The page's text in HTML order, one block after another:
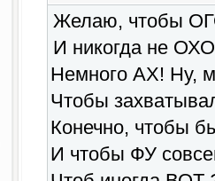
Желаю, чтобы
И никогда не
Немного АХ! Ну,
Чтобы
Конечно, чтобы
И чтобы ФУ